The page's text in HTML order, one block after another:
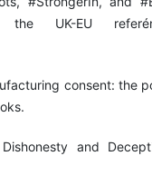
the UK-EU
consent: the
and